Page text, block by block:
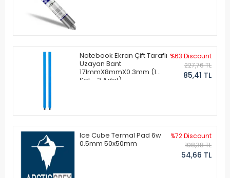
Notebook Ekran Çift Taraflı
Uzayan Bant
171mmX8mmX0.3mm (1
Set - 2 Adet)
%63 Discount
227,76 TL
85,41 TL
Ice Cube Termal Pad 6w
0.5mm 50x50mm
%72 Discount
198,38 TL
54,66 TL